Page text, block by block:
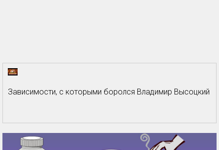
Зависимости, с которыми боролся Владимир Высоцкий